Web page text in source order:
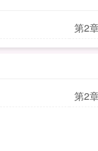
第2
第2